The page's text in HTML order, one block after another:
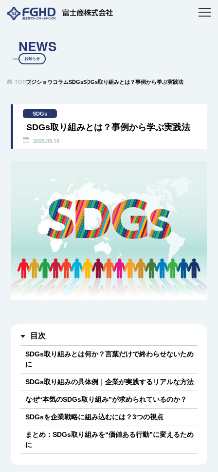
NEWS
お知らせ
TOPフジショウコラムSDGsSDGs取り組みとは？事例から学ぶ実践法
SDGs
SDGs取り組みとは？事例から学ぶ実践法
2025.09.18
目次
SDGs取り組みとは何か？言葉だけで終わらせないため
に
SDGs取り組みの具体例｜企業が実践するリアルな方法
なぜ“本気のSDGs取り組み”が求められているのか？
SDGsを企業戦略に組み込むには？3つの視点
まとめ：SDGs取り組みを“価値ある行動”に変えるため
に